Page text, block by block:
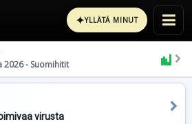
✦YLLÄTÄ MINUT
- Suomihitit
virusta